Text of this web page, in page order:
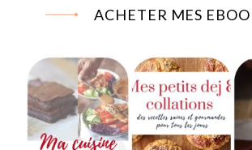
ACHETER MES